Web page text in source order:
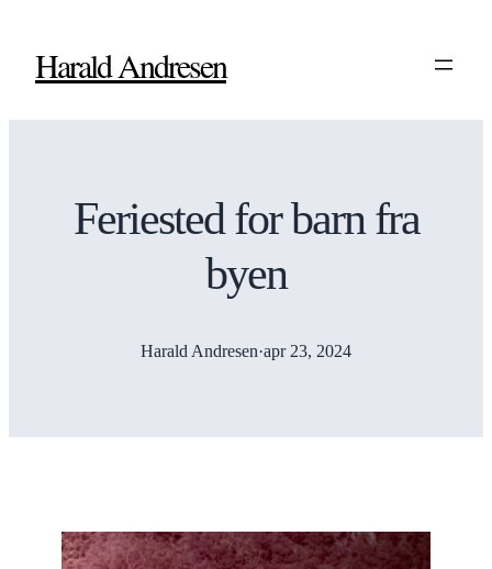
Harald Andresen
Feriested for barn fra
byen
Harald Andresen·apr 23, 2024